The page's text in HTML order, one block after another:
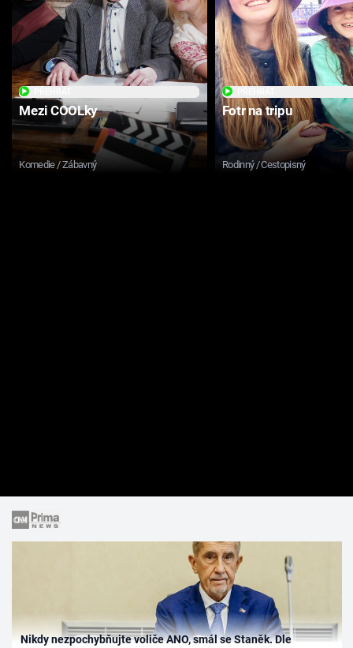
Mezi COOLky
Komedie / Zábavný
Fotr na tripu
Rodinný / Cestopisný
Nikdy nezpochybňujte voliče ANO, smál se Staněk. Dle